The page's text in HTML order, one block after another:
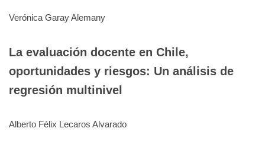
Verónica Garay Alemany
La evaluación docente en Chile,
oportunidades y riesgos: Un análisis de
regresión multinivel
Alberto Félix Lecaros Alvarado